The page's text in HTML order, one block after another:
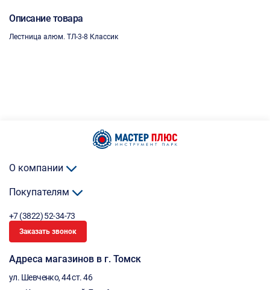
Описание товара
Лестница алюм. ТЛ-3-8 Классик
О компании
Покупателям
+7 (3822) 52-34-73
Заказать звонок
Адреса магазинов в г. Томск
ул. Шевченко, 44 ст. 46